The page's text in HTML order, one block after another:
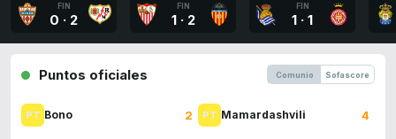
FIN
0 · 2
FIN
1 · 2
FIN
1 · 1
Puntos oficiales Comunio Sofascore
Bono 2 Mamardashvili 4